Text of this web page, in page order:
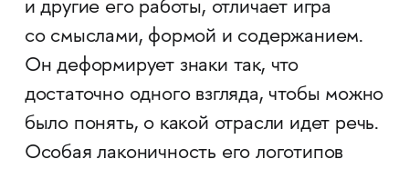
и другие его работы, отличает игра
со смыслами, формой и содержанием.
Он деформирует знаки так, что
достаточно одного взгляда, чтобы можно
было понять, о какой отрасли идет речь.
Особая лаконичность его логотипов